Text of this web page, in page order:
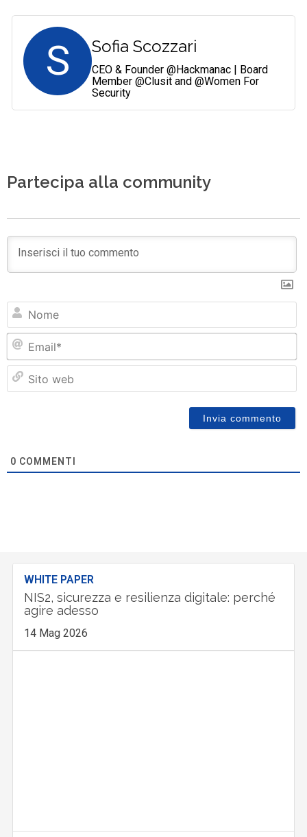
S Sofia Scozzari
CEO & Founder @Hackmanac | Board
Member @Clusit and @Women For
Security
Partecipa alla community
0 COMMENTI
WHITE PAPER
NIS2, sicurezza e resilienza digitale: perché
agire adesso
14 Mag 2026